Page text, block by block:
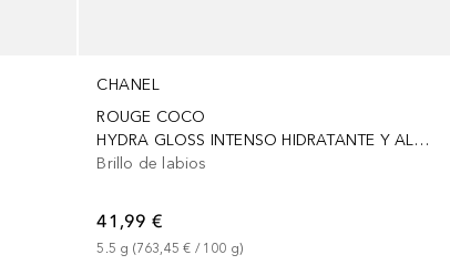
CHANEL
ROUGE COCO
HYDRA GLOSS INTENSO HIDRATANTE Y ALISANTE
Brillo de labios
41,99 €
5.5 g (763,45 € / 100 g)
+7